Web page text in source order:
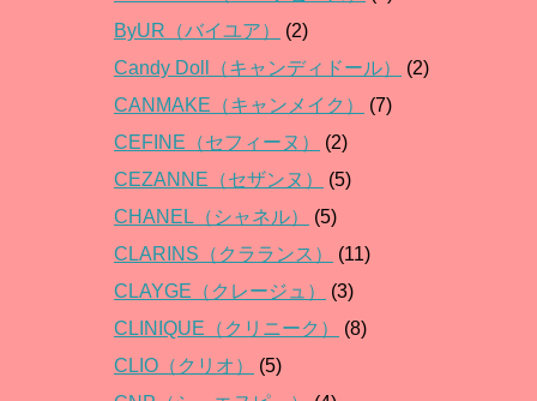
ByUR（バイユア）
(2)
Candy Doll（キャンディドール）
(2)
CANMAKE（キャンメイク）
(7)
CEFINE（セフィーヌ）
(2)
CEZANNE（セザンヌ）
(5)
CHANEL（シャネル）
(5)
CLARINS（クラランス）
(11)
CLAYGE（クレージュ）
(3)
CLINIQUE（クリニーク）
(8)
CLIO（クリオ）
(5)